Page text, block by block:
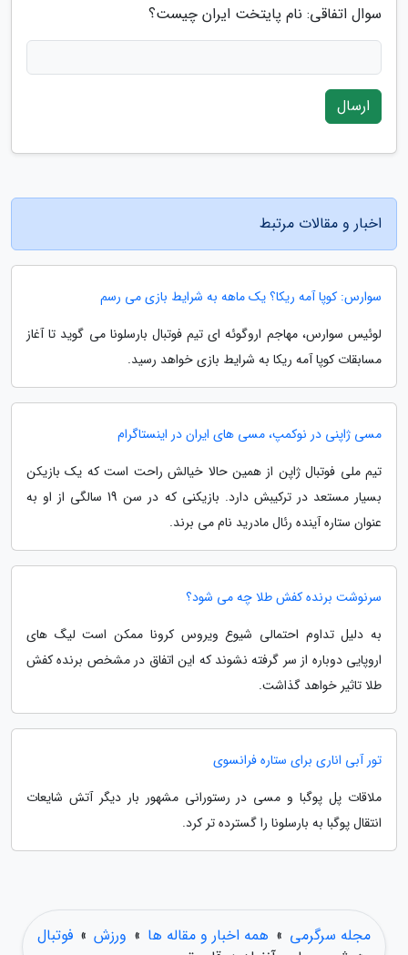
سوال اتفاقی: نام پایتخت ایران چیست؟
ارسال
اخبار و مقالات مرتبط
سوارس: کوپا آمه ریکا؟ یک ماهه به شرایط بازی می رسم
لوئیس سوارس، مهاجم اروگوئه ای تیم فوتبال بارسلونا می گوید تا آغاز
مسابقات کوپا آمه ریکا به شرایط بازی خواهد رسید.
مسی ژاپنی در نوکمپ، مسی های ایران در اینستاگرام
تیم ملی فوتبال ژاپن از همین حالا خیالش راحت است که یک بازیکن
بسیار مستعد در ترکیبش دارد. بازیکنی که در سن 19 سالگی از او به
عنوان ستاره آینده رئال مادرید نام می برند.
سرنوشت برنده کفش طلا چه می شود؟
به دلیل تداوم احتمالی شیوع ویروس کرونا ممکن است لیگ های
اروپایی دوباره از سر گرفته نشوند که این اتفاق در مشخص برنده کفش
طلا تاثیر خواهد گذاشت.
تور آبی اناری برای ستاره فرانسوی
ملاقات پل پوگبا و مسی در رستورانی مشهور بار دیگر آتش شایعات
انتقال پوگبا به بارسلونا را گسترده تر کرد.
مجله سرگرمی » همه اخبار و مقاله ها » ورزش » فوتبال